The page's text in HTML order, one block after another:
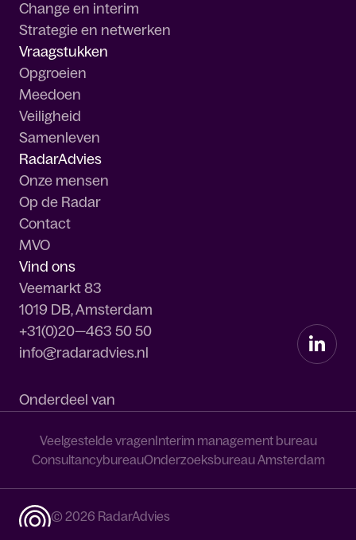
Change en interim
Strategie en netwerken
Vraagstukken
Opgroeien
Meedoen
Veiligheid
Samenleven
RadarAdvies
Onze mensen
Op de Radar
Contact
MVO
Vind ons
Veemarkt 83
1019 DB, Amsterdam
+31(0)20—463 50 50
info@radaradvies.nl
Onderdeel van
Veelgestelde vragenInterim management bureau
ConsultancybureauOnderzoeksbureau Amsterdam
© 2026 RadarAdvies